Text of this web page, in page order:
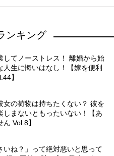
ンキング
してノーストレス！ 離婚から始
人生に悔いはなし！【嫁を便利
】
女の荷物は持ちたくない？ 彼を
しまないともったいない！【あ
Vol.8】
いね？」って絶対悪いと思って